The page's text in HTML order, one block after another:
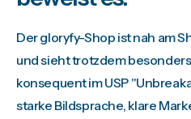
Der gloryfy-Shop ist nah am
und sieht trotzdem
konsequent im USP
starke Bildsprache, klare